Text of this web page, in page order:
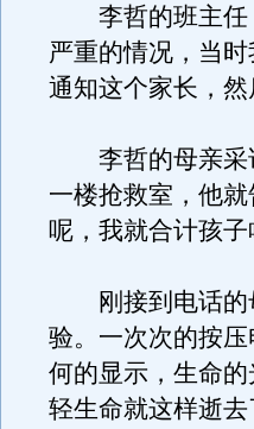
李哲的班主任
严重的情况，当
通知这个家长，然
李哲的母亲采
一楼抢救室，他
呢，我就合计孩
刚接到电话的
验。一次次的按
何的显示，生命
轻生命就这样逝